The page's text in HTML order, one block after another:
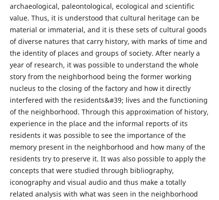
archaeological, paleontological, ecological and scientific
value. Thus, it is understood that cultural heritage can be
material or immaterial, and it is these sets of cultural goods
of diverse natures that carry history, with marks of time and
the identity of places and groups of society. After nearly a
year of research, it was possible to understand the whole
story from the neighborhood being the former working
nucleus to the closing of the factory and how it directly
interfered with the residents&#39; lives and the functioning
of the neighborhood. Through this approximation of history,
experience in the place and the informal reports of its
residents it was possible to see the importance of the
memory present in the neighborhood and how many of the
residents try to preserve it. It was also possible to apply the
concepts that were studied through bibliography,
iconography and visual audio and thus make a totally
related analysis with what was seen in the neighborhood